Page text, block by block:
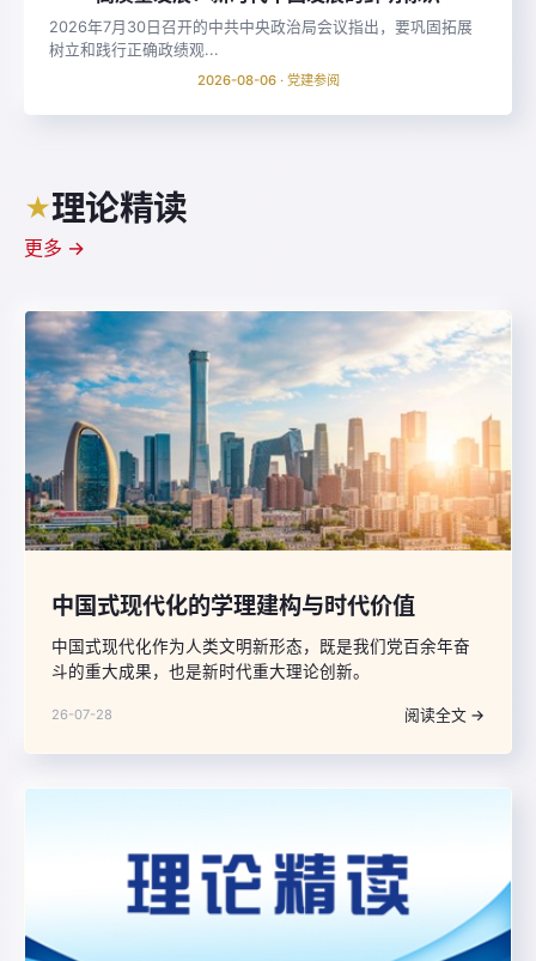
2026年7月30日召开的中共中央政治局会议指出，要巩固拓展
树立和践行正确政绩观...
2026-08-06 · 党建参阅
★理论精读
更多 →
中国式现代化的学理建构与时代价值
中国式现代化作为人类文明新形态，既是我们党百余年奋
斗的重大成果，也是新时代重大理论创新。
26-07-28 阅读全文 →